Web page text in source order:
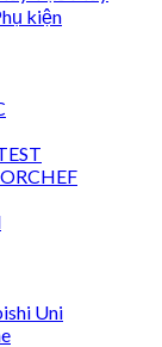
kiện
Uni